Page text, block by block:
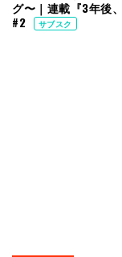
グ〜｜連載『3年後
#2
サブスク